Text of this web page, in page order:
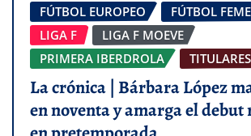
FÚTBOL EUROPEO
FÚTBOL
LIGA F
LIGA F MOEVE
PRIMERA IBERDROLA
La crónica | Bárbara López
en noventa y amarga el